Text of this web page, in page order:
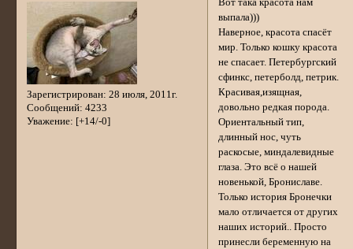
Зарегистрирован: 28 июля, 2011г.
Сообщений: 4233
Уважение: [+14/-0]
Вот така красота нам
выпала)))
Наверное, красота спасёт
мир. Только кошку красота
не спасает. Петербургский
сфинкс, петерболд, петрик.
Красивая,изящная,
довольно редкая порода.
Ориентальный тип,
длинный нос, чуть
раскосые, миндалевидные
глаза. Это всё о нашей
новенькой, Брониславе.
Только история Бронечки
мало отличается от других
наших историй.. Просто
принесли беременную на